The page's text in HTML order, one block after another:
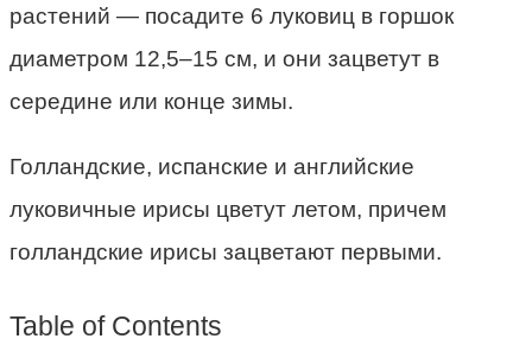
растений — посадите 6 луковиц в горшок
диаметром 12,5–15 см, и они зацветут в
середине или конце зимы.
Голландские, испанские и английские
луковичные ирисы цветут летом, причем
голландские ирисы зацветают первыми.
Table of Contents